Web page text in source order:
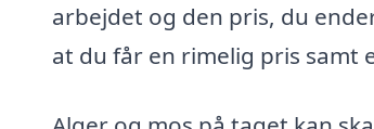
arbejdet og den pris, du
at du får en rimelig pris samt